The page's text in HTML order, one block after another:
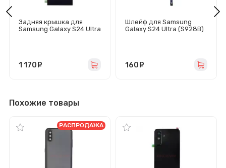
Задняя крышка для
Samsung Galaxy S24 Ultra
1 170
Шлейф для Samsung
Galaxy S24 Ultra (S928B)
160
Похожие товары
РАСПРОДАЖА